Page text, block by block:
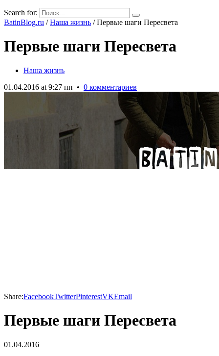
Search for:
BatinBlog.ru /Наша жизнь /Первые шаги Пересвета
Первые шаги Пересвета
Наша жизнь
01.04.2016 at 9:27 пп • 0 комментариев
Share:FacebookTwitterPinterestVKEmail
Первые шаги Пересвета
01.04.2016